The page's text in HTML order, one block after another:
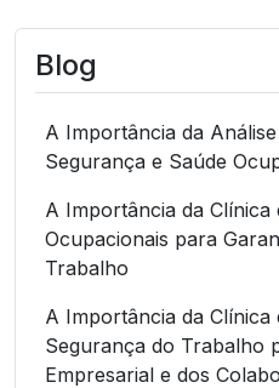
Blog
A Importância da
Segurança e Saúde
A Importância da Clínica
Ocupacionais para
Trabalho
A Importância da Clínica
Segurança do Trabalho
Empresarial e dos